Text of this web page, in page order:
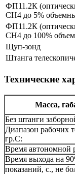
ФП11.2К
CH4 до 5%
ФП11.2К
CH4 до 100%
Щуп-зонд
Штанга
Технические
Масса,
Без штанги
Диапазон рабочих
гр.С:
Время автономной
Время выхода на
показаний, с., не